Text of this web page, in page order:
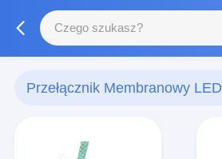
Przełącznik Membranowy LED